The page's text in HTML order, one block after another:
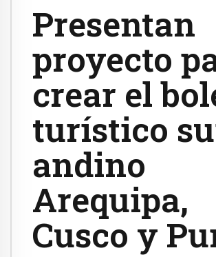
Presentan
proyecto
crear el
turístico
andino
Arequipa,
Cusco y